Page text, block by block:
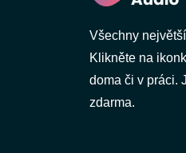
Všechny
Klikněte na
doma či v práci.
zdarma.